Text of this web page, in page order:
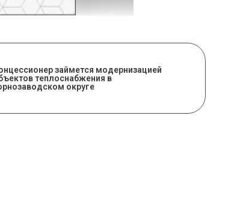
займется модернизацией
теплоснабжения в
округе